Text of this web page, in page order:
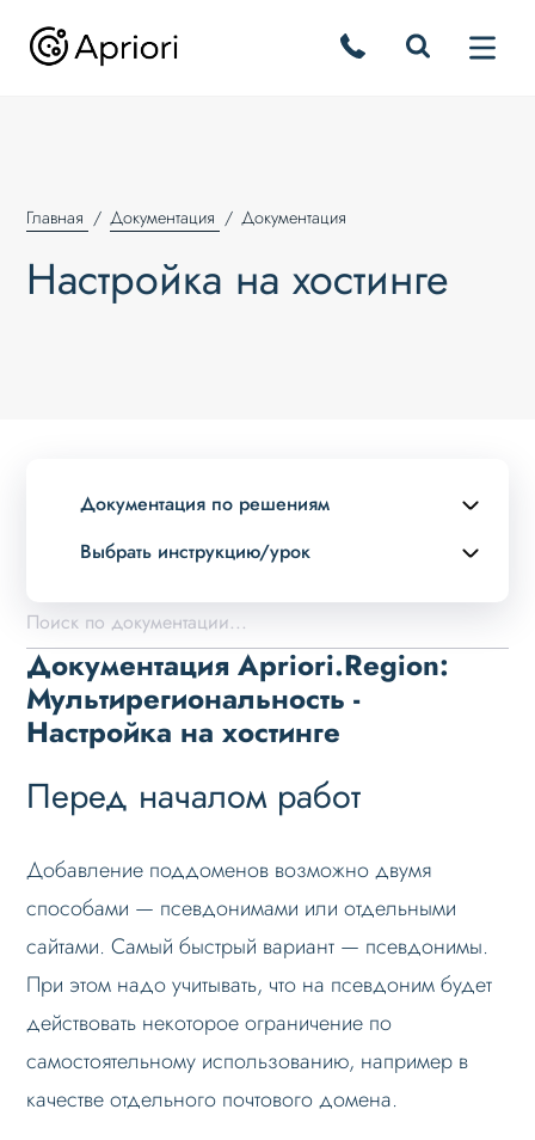
Главная Документация Документация
Настройка на хостинге
Документация по решениям
Выбрать инструкцию/урок
Описание курса
Возможности
Вопросы перед покупкой
Установка решения
Мультирегиональность. Что это?
Автоопределение региона по IP
Режимы работы
Основные теги
Настройка данных
Настройка Sitemap.xml
Настройка robots.txt
Документация Apriori.Region:
Мультирегиональность -
Настройка на хостинге
Перед началом работ
Добавление поддоменов возможно двумя
способами — псевдонимами или отдельными
сайтами. Самый быстрый вариант — псевдонимы.
При этом надо учитывать, что на псевдоним будет
действовать некоторое ограничение по
самостоятельному использованию, например в
качестве отдельного почтового домена.